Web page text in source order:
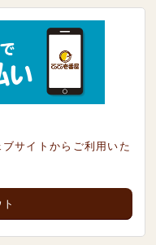
サイトからご利用いた